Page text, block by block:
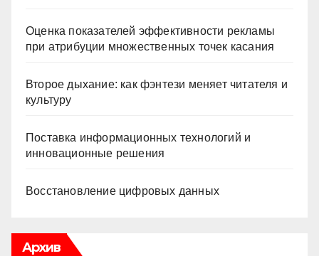
Оценка показателей эффективности рекламы
при атрибуции множественных точек касания
Второе дыхание: как фэнтези меняет читателя и
культуру
Поставка информационных технологий и
инновационные решения
Восстановление цифровых данных
Архив